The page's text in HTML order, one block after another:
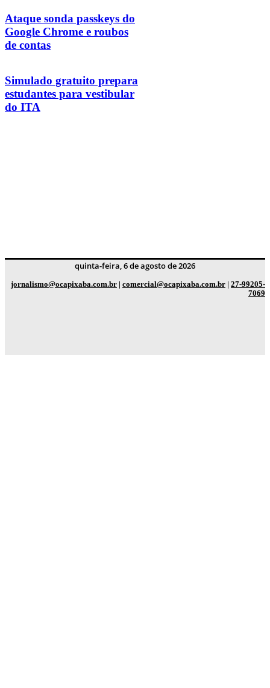
Ataque sonda passkeys do
Google Chrome e roubos
de contas
Simulado gratuito prepara
estudantes para vestibular
do ITA
quinta-feira, 6 de agosto de 2026
jornalismo@ocapixaba.com.br | comercial@ocapixaba.com.br | 27-99205-
7069